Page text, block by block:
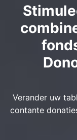
Verander uw
contante